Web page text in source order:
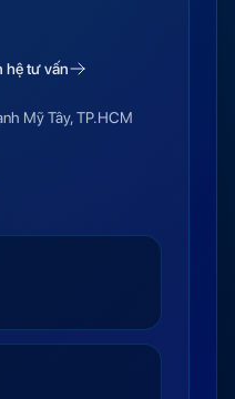
hệ tư vấn
Mỹ Tây, TP.HCM